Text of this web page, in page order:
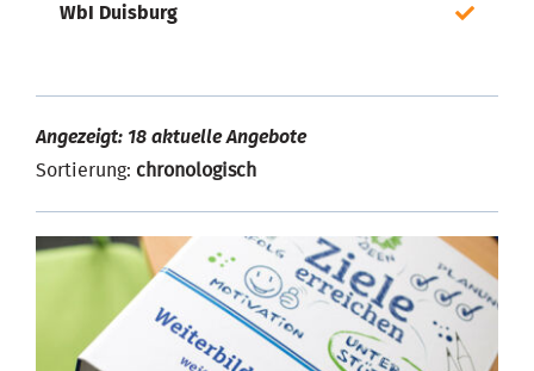
WbI Duisburg
Angezeigt: 18 aktuelle Angebote
Sortierung: chronologisch